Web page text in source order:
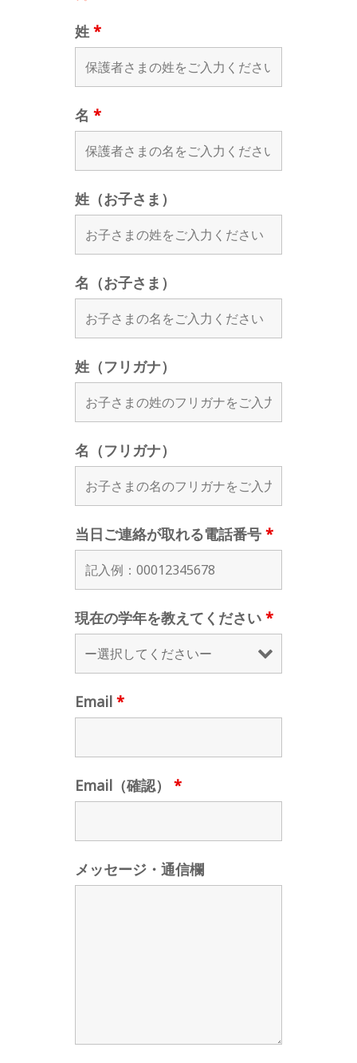
姓 *
名 *
姓（お子さま）
名（お子さま）
姓（フリガナ）
名（フリガナ）
当日ご連絡が取れる電話番号 *
現在の学年を教えてください *
Email *
Email（確認） *
メッセージ・通信欄